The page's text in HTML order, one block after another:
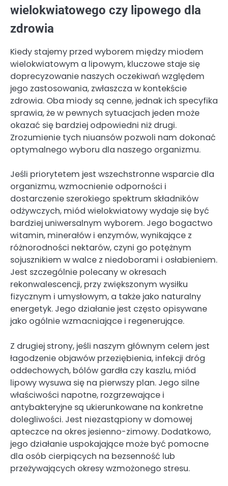
wielokwiatowego czy lipowego dla
zdrowia
Kiedy stajemy przed wyborem między miodem
wielokwiatowym a lipowym, kluczowe staje się
doprecyzowanie naszych oczekiwań względem
jego zastosowania, zwłaszcza w kontekście
zdrowia. Oba miody są cenne, jednak ich specyfika
sprawia, że w pewnych sytuacjach jeden może
okazać się bardziej odpowiedni niż drugi.
Zrozumienie tych niuansów pozwoli nam dokonać
optymalnego wyboru dla naszego organizmu.
Jeśli priorytetem jest wszechstronne wsparcie dla
organizmu, wzmocnienie odporności i
dostarczenie szerokiego spektrum składników
odżywczych, miód wielokwiatowy wydaje się być
bardziej uniwersalnym wyborem. Jego bogactwo
witamin, minerałów i enzymów, wynikające z
różnorodności nektarów, czyni go potężnym
sojusznikiem w walce z niedoborami i osłabieniem.
Jest szczególnie polecany w okresach
rekonwalescencji, przy zwiększonym wysiłku
fizycznym i umysłowym, a także jako naturalny
energetyk. Jego działanie jest często opisywane
jako ogólnie wzmacniające i regenerujące.
Z drugiej strony, jeśli naszym głównym celem jest
łagodzenie objawów przeziębienia, infekcji dróg
oddechowych, bólów gardła czy kaszlu, miód
lipowy wysuwa się na pierwszy plan. Jego silne
właściwości napotne, rozgrzewające i
antybakteryjne są ukierunkowane na konkretne
dolegliwości. Jest niezastąpiony w domowej
apteczce na okres jesienno-zimowy. Dodatkowo,
jego działanie uspokajające może być pomocne
dla osób cierpiących na bezsenność lub
przeżywających okresy wzmożonego stresu.